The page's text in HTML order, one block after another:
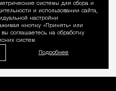
Уведомление
системы для сбора и
и использовании сайта,
настройки
кнопку «Принять» или
соглашаетесь на обработку
систем.
Подробнее